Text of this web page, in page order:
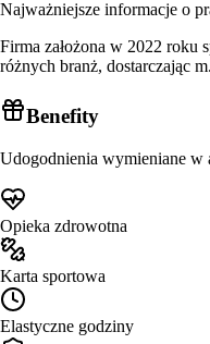
Najważniejsze informacje o
Firma założona w 2022 roku
różnych branż, dostarczając
Benefity
Udogodnienia wymieniane w
Opieka zdrowotna
Karta sportowa
Elastyczne godziny